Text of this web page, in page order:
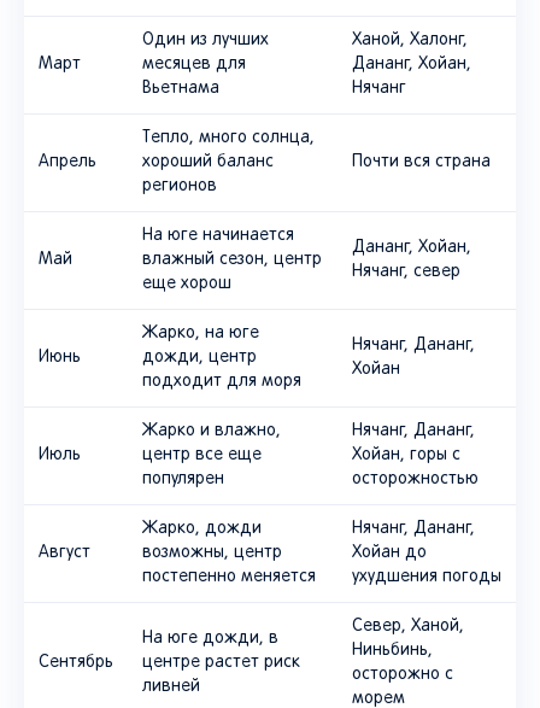
Март
Один из лучших
месяцев для
Вьетнама
Ханой, Халонг,
Дананг, Хойан,
Нячанг
Апрель
Тепло, много солнца,
хороший баланс
регионов
Почти вся страна
Май
На юге начинается
влажный сезон, центр
еще хорош
Дананг, Хойан,
Нячанг, север
Июнь
Жарко, на юге
дожди, центр
подходит для моря
Нячанг, Дананг,
Хойан
Июль
Жарко и влажно,
центр все еще
популярен
Нячанг, Дананг,
Хойан, горы с
осторожностью
Август
Жарко, дожди
возможны, центр
постепенно меняется
Нячанг, Дананг,
Хойан до
ухудшения погоды
Сентябрь
На юге дожди, в
центре растет риск
ливней
Север, Ханой,
Ниньбинь,
осторожно с
морем